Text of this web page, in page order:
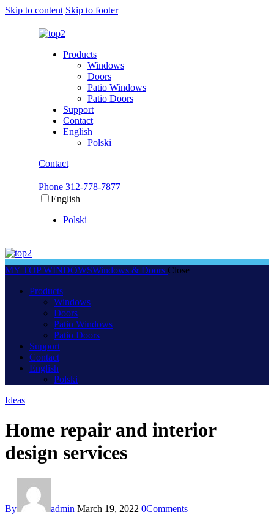
Skip to content Skip to footer
Products
Windows
Doors
Patio Windows
Patio Doors
Support
Contact
English
Polski
Contact
Phone 312-778-7877
English
Polski
MY TOP WINDOWSWindows & Doors Close
Products
Windows
Doors
Patio Windows
Patio Doors
Support
Contact
English
Polski
Ideas
Home repair and interior
design services
By admin March 19, 2022 0Comments